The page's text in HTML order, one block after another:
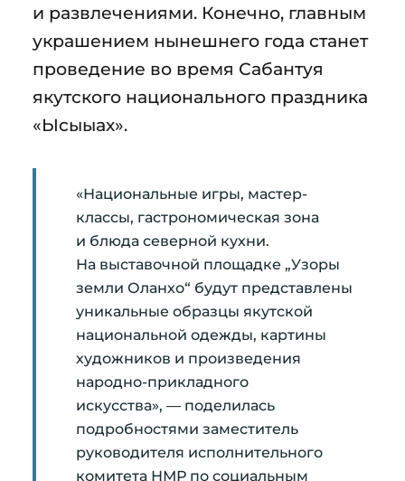
и развлечениями. Конечно, главным
украшением нынешнего года станет
проведение во время Сабантуя
якутского национального праздника
«Ысыыах».
«Национальные игры, мастер-
классы, гастрономическая зона
и блюда северной кухни.
На выставочной площадке „Узоры
земли Оланхо“ будут представлены
уникальные образцы якутской
национальной одежды, картины
художников и произведения
народно-прикладного
искусства», — поделилась
подробностями заместитель
руководителя исполнительного
комитета НМР по социальным